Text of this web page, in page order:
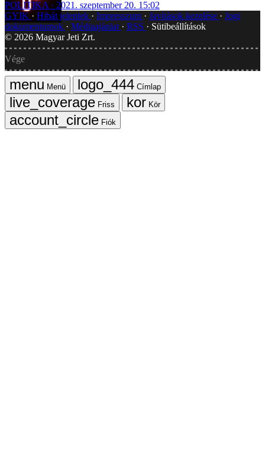
POLITIKA
2021. szeptember 20. 15:02
GYIK Hibát jelentek Impresszum Javítások kezelése
Jogi
dokumentumok
Médiaajánlat RSS
Sütibeállítások
© 2026 Magyar Jeti Zrt.
Vége
Menü
Címlap
Friss
Kör
Fiók